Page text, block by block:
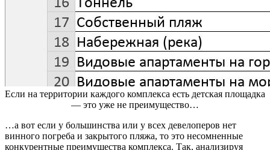
Если на территории каждого комплекса есть детская площадка
— это уже не преимущество…
…а вот если у большинства или у всех девелоперов нет
винного погреба и закрытого пляжа, то это несомненные
конкурентные преимущества комплекса. Так, анализируя